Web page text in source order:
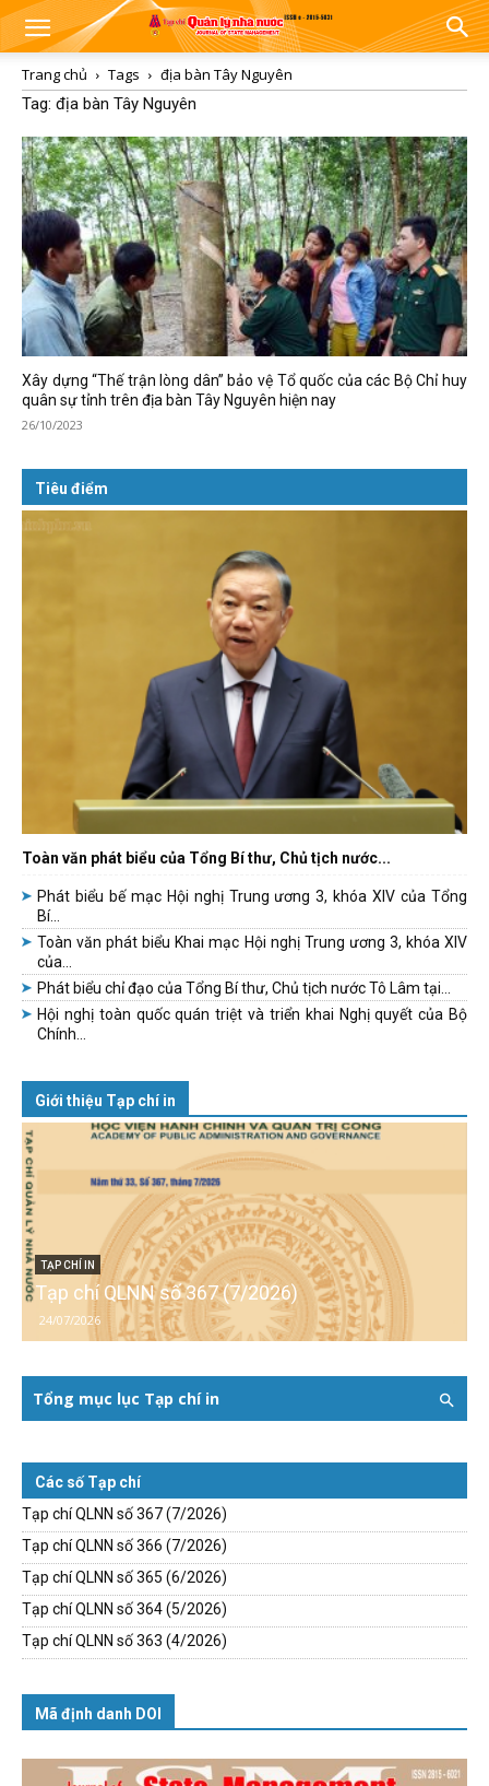
Trang chủ Tags
địa bàn Tây Nguyên
Tag: địa bàn Tây Nguyên
Xây dựng “Thế trận lòng dân” bảo vệ Tổ quốc của các Bộ Chỉ huy
quân sự tỉnh trên địa bàn Tây Nguyên hiện nay
26/10/2023
Tiêu điểm
Toàn văn phát biểu của Tổng Bí thư, Chủ tịch nước...
Phát biểu bế mạc Hội nghị Trung ương 3, khóa XIV của Tổng
Bí...
Toàn văn phát biểu Khai mạc Hội nghị Trung ương 3, khóa XIV
của...
Phát biểu chỉ đạo của Tổng Bí thư, Chủ tịch nước Tô Lâm tại...
Hội nghị toàn quốc quán triệt và triển khai Nghị quyết của Bộ
Chính...
Giới thiệu Tạp chí in
TẠP CHÍ IN
Tạp chí QLNN số 367 (7/2026)
24/07/2026
Tổng mục lục Tạp chí in
Các số Tạp chí
Tạp chí QLNN số 367 (7/2026)
Tạp chí QLNN số 366 (7/2026)
Tạp chí QLNN số 365 (6/2026)
Tạp chí QLNN số 364 (5/2026)
Tạp chí QLNN số 363 (4/2026)
Mã định danh DOI